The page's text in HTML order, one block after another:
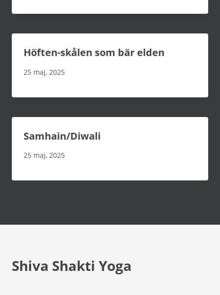
Höften-skålen som bär elden
25 maj, 2025
Samhain/Diwali
25 maj, 2025
Shiva Shakti Yoga